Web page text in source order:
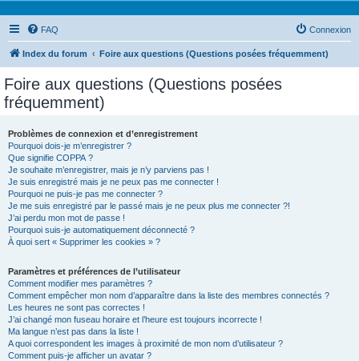
FAQ Connexion
Index du forum Foire aux questions (Questions posées fréquemment)
Foire aux questions (Questions posées
fréquemment)
Problèmes de connexion et d’enregistrement
Pourquoi dois-je m’enregistrer ?
Que signifie COPPA ?
Je souhaite m’enregistrer, mais je n’y parviens pas !
Je suis enregistré mais je ne peux pas me connecter !
Pourquoi ne puis-je pas me connecter ?
Je me suis enregistré par le passé mais je ne peux plus me connecter ?!
J’ai perdu mon mot de passe !
Pourquoi suis-je automatiquement déconnecté ?
À quoi sert « Supprimer les cookies » ?
Paramètres et préférences de l’utilisateur
Comment modifier mes paramètres ?
Comment empêcher mon nom d’apparaître dans la liste des membres connectés ?
Les heures ne sont pas correctes !
J’ai changé mon fuseau horaire et l’heure est toujours incorrecte !
Ma langue n’est pas dans la liste !
A quoi correspondent les images à proximité de mon nom d’utilisateur ?
Comment puis-je afficher un avatar ?